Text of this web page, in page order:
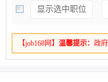
显示选中职位
【job168网】 温馨提示： 政